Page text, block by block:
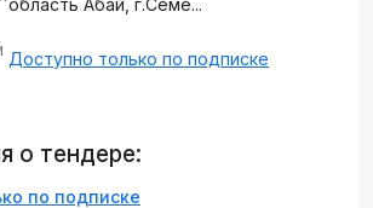
Доступно только по подписке
о тендере:
по подписке